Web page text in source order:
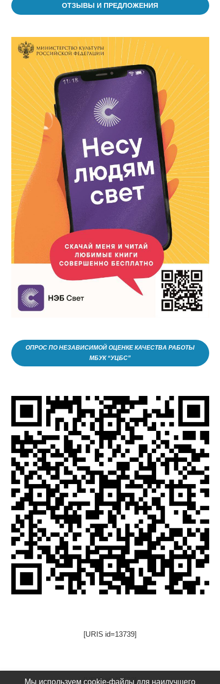
ОТЗЫВЫ И ПРЕДЛОЖЕНИЯ
ОПРОС ПО НЕЗАВИСИМОЙ ОЦЕНКЕ КАЧЕСТВА РАБОТЫ
МБУК “УЦБС”
[URIS id=13739]
[URIS id=17522]
Мы используем cookie-файлы для наилучшего